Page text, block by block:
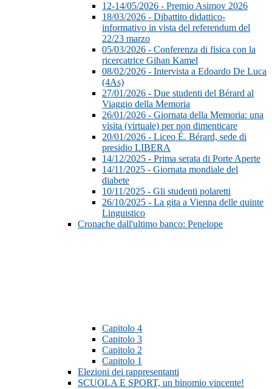
12-14/05/2026 - Premio Asimov 2026
18/03/2026 - Dibattito didattico-
informativo in vista del referendum del
22/23 marzo
05/03/2026 - Conferenza di fisica con la
ricercatrice Gihan Kamel
08/02/2026 - Intervista a Edoardo De Luca
(4As)
27/01/2026 - Due studenti del Bérard al
Viaggio della Memoria
26/01/2026 - Giornata della Memoria: una
visita (virtuale) per non dimenticare
20/01/2026 - Liceo É. Bérard, sede di
presidio LIBERA
14/12/2025 - Prima serata di Porte Aperte
14/11/2025 - Giornata mondiale del
diabete
10/11/2025 - Gli studenti polaretti
26/10/2025 - La gita a Vienna delle quinte
Linguistico
Cronache dall'ultimo banco: Penelope
Capitolo 4
Capitolo 3
Capitolo 2
Capitolo 1
Elezioni dei rappresentanti
SCUOLA E SPORT, un binomio vincente!